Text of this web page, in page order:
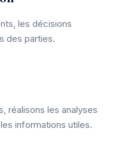
les décisions
des parties.
réalisons les analyses
informations utiles.